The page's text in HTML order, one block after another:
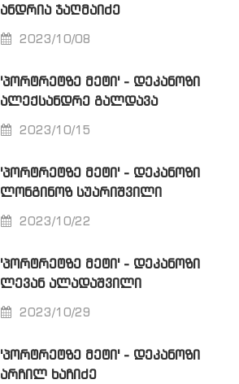
ᲐᲜᲓᲠᲘᲐ ᲯᲐᲦᲛᲐᲘᲫᲔ
2023/10/08
'ᲞᲝᲠᲢᲠᲔᲢᲖᲔ ᲛᲔᲢᲘ' - ᲓᲔᲙᲐᲜᲝᲖᲘ
ᲐᲚᲔᲥᲡᲐᲜᲓᲠᲔ ᲒᲐᲚᲓᲐᲕᲐ
2023/10/15
'ᲞᲝᲠᲢᲠᲔᲢᲖᲔ ᲛᲔᲢᲘ' - ᲓᲔᲙᲐᲜᲝᲖᲘ
ᲚᲝᲜᲒᲘᲜᲝᲖ ᲡᲣᲐᲠᲘᲨᲕᲘᲚᲘ
2023/10/22
'ᲞᲝᲠᲢᲠᲔᲢᲖᲔ ᲛᲔᲢᲘ' - ᲓᲔᲙᲐᲜᲝᲖᲘ
ᲚᲔᲕᲐᲜ ᲐᲚᲐᲓᲐᲨᲕᲘᲚᲘ
2023/10/29
'ᲞᲝᲠᲢᲠᲔᲢᲖᲔ ᲛᲔᲢᲘ' - ᲓᲔᲙᲐᲜᲝᲖᲘ
ᲐᲠᲩᲘᲚ ᲮᲐᲩᲘᲫᲔ